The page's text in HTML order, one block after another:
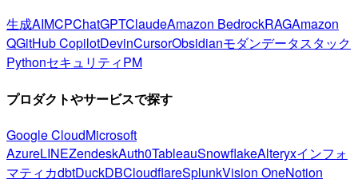
生成AIMCPChatGPTClaudeAmazon BedrockRAGAmazon
QGitHub CopilotDevinCursorObsidianモダンデータスタック
PythonセキュリティPM
プロダクトやサービスで探す
Google CloudMicrosoft
AzureLINEZendeskAuth0TableauSnowflakeAlteryxインフォ
マティカdbtDuckDBCloudflareSplunkVision OneNotion